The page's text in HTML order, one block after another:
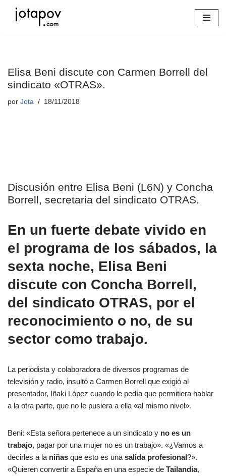
Elisa Beni discute con Carmen Borrell del
sindicato «OTRAS».
por Jota 18/11/2018
Discusión entre Elisa Beni (L6N) y Concha
Borrell, secretaria del sindicato OTRAS.
En un fuerte debate vivido en
el programa de los sábados, la
sexta noche, Elisa Beni
discute con Concha Borrell,
del sindicato OTRAS, por el
reconocimiento o no, de su
sector como trabajo.
La periodista y colaboradora de diversos programas de
televisión y radio, insultó a Carmen Borrell que exigió al
presentador, Iñaki López cuando le pedía que permitiera hablar
a la otra parte, que no le pusiera a ella «al mismo nivel».
Beni: «Esta señora pertenece a un sindicato y no es un
trabajo, pagar por una mujer no es un trabajo». «¿Vamos a
decirles a la niñas que esto es una salida profesional?».
«Quieren convertir a España en una especie de Tailandia,